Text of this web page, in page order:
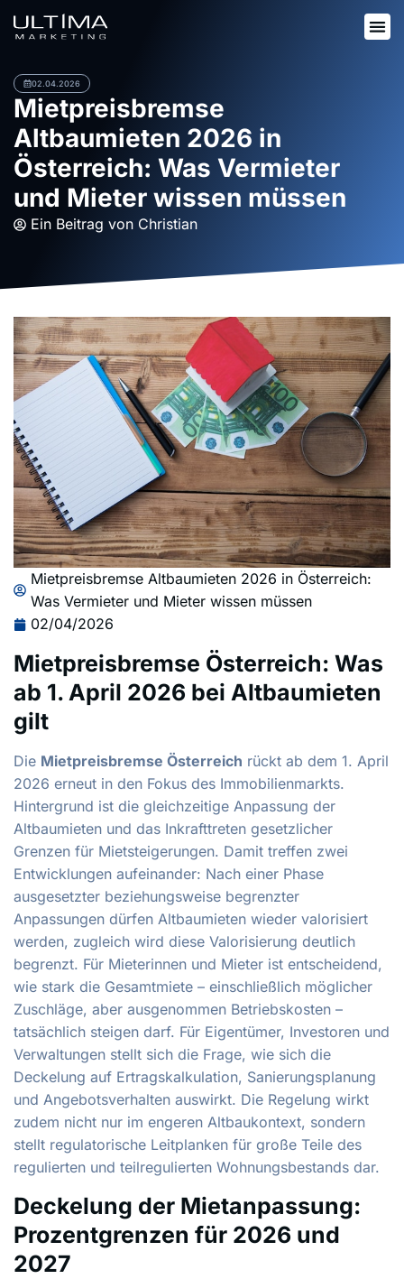
02.04.2026
Mietpreisbremse
Altbaumieten 2026 in
Österreich: Was Vermieter
und Mieter wissen müssen
Ein Beitrag von Christian
Mietpreisbremse Altbaumieten 2026 in Österreich:
Was Vermieter und Mieter wissen müssen
02/04/2026
Mietpreisbremse Österreich: Was
ab 1. April 2026 bei Altbaumieten
gilt
Die Mietpreisbremse Österreich rückt ab dem 1. April
2026 erneut in den Fokus des Immobilienmarkts.
Hintergrund ist die gleichzeitige Anpassung der
Altbaumieten und das Inkrafttreten gesetzlicher
Grenzen für Mietsteigerungen. Damit treffen zwei
Entwicklungen aufeinander: Nach einer Phase
ausgesetzter beziehungsweise begrenzter
Anpassungen dürfen Altbaumieten wieder valorisiert
werden, zugleich wird diese Valorisierung deutlich
begrenzt. Für Mieterinnen und Mieter ist entscheidend,
wie stark die Gesamtmiete – einschließlich möglicher
Zuschläge, aber ausgenommen Betriebskosten –
tatsächlich steigen darf. Für Eigentümer, Investoren und
Verwaltungen stellt sich die Frage, wie sich die
Deckelung auf Ertragskalkulation, Sanierungsplanung
und Angebotsverhalten auswirkt. Die Regelung wirkt
zudem nicht nur im engeren Altbaukontext, sondern
stellt regulatorische Leitplanken für große Teile des
regulierten und teilregulierten Wohnungsbestands dar.
Deckelung der Mietanpassung:
Prozentgrenzen für 2026 und
2027